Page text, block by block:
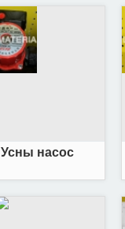
Усны насос